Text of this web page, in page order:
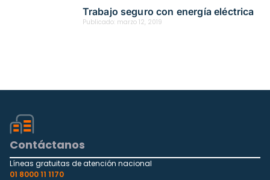
Trabajo seguro con energía eléctrica
Publicado: marzo 12, 2019
Contáctanos
Líneas gratuitas de atención nacional
01 8000 11 1170